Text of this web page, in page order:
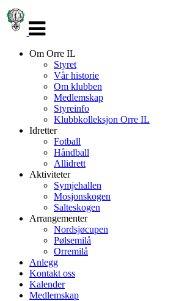
navigasjon
Om Orre IL
Styret
Vår historie
Om klubben
Medlemskap
Styreinfo
Klubbkolleksjon Orre IL
Idretter
Fotball
Håndball
Allidrett
Aktiviteter
Symjehallen
Mosjonskogen
Salteskogen
Arrangementer
Nordsjøcupen
Pølsemilå
Orremilå
Anlegg
Kontakt oss
Kalender
Medlemskap